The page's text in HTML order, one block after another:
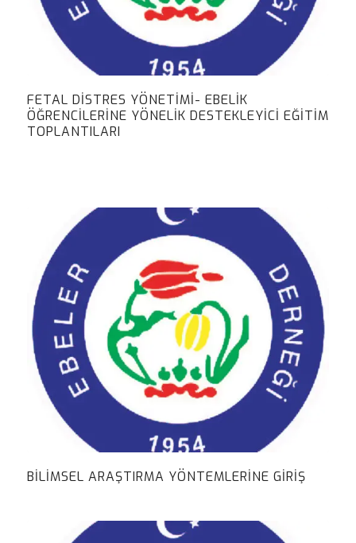
FETAL DISTRES YÖNETIMI- EBELIK
ÖĞRENCILERINE YÖNELIK DESTEKLEYICI EĞITIM
TOPLANTILARI
BILIMSEL ARAŞTIRMA YÖNTEMLERINE GIRIŞ